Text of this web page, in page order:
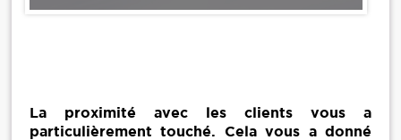
La proximité avec les clients vous a
particulièrement touché. Cela vous a donné